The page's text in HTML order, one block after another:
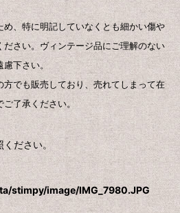
、特に明記していなくとも細かい傷や
さい。ヴィンテージ品にご理解のない
慮下さい。
でも販売しており、売れてしまって在
ご了承ください。
ださい。
stimpy/image/IMG_7980.JPG